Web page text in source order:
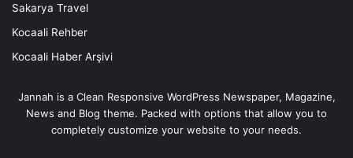
Sakarya Travel
Kocaali Rehber
Kocaali Haber Arşivi
Jannah is a Clean Responsive WordPress Newspaper, Magazine,
News and Blog theme. Packed with options that allow you to
completely customize your website to your needs.